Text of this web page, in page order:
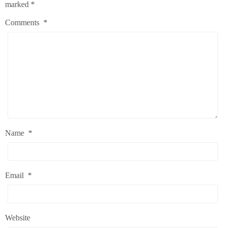
marked *
Comments *
Name *
Email *
Website